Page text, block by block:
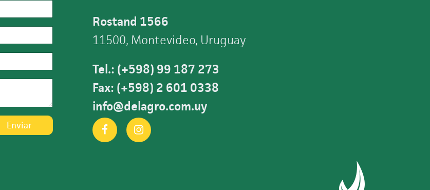
Enviar
Rostand 1566
11500, Montevideo, Uruguay
Tel.: (+598) 99 187 273
Fax: (+598) 2 601 0338
info@delagro.com.uy